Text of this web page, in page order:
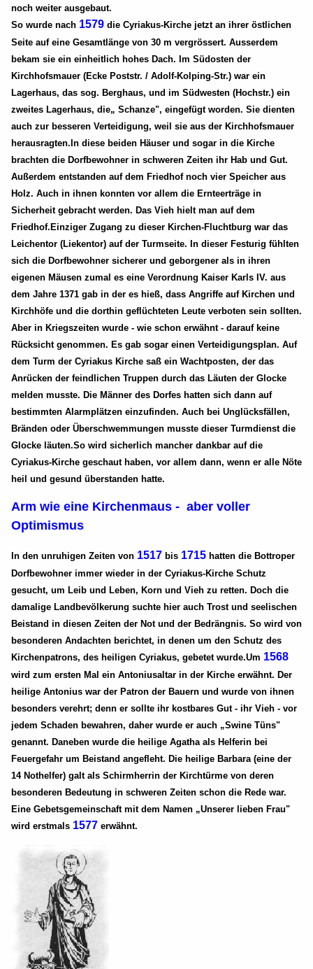
noch weiter ausgebaut.
So wurde nach 1579 die Cyriakus-Kirche jetzt an ihrer östlichen
Seite auf eine Gesamtlänge von 30 m vergrössert. Ausserdem
bekam sie ein einheitlich hohes Dach. Im Südosten der
Kirchhofsmauer (Ecke Poststr. / Adolf-Kolping-Str.) war ein
Lagerhaus, das sog. Berghaus, und im Südwesten (Hochstr.) ein
zweites Lagerhaus, die„ Schanze", eingefügt worden. Sie dienten
auch zur besseren Verteidigung, weil sie aus der Kirchhofsmauer
herausragten.In diese beiden Häuser und sogar in die Kirche
brachten die Dorfbewohner in schweren Zeiten ihr Hab und Gut.
Außerdem entstanden auf dem Friedhof noch vier Speicher aus
Holz. Auch in ihnen konnten vor allem die Ernteerträge in
Sicherheit gebracht werden. Das Vieh hielt man auf dem
Friedhof.Einziger Zugang zu dieser Kirchen-Fluchtburg war das
Leichentor (Liekentor) auf der Turmseite. In dieser Festurig fühlten
sich die Dorfbewohner sicherer und geborgener als in ihren
eigenen Mäusen zumal es eine Verordnung Kaiser Karls IV. aus
dem Jahre 1371 gab in der es hieß, dass Angriffe auf Kirchen und
Kirchhöfe und die dorthin geflüchteten Leute verboten sein sollten.
Aber in Kriegszeiten wurde - wie schon erwähnt - darauf keine
Rücksicht genommen. Es gab sogar einen Verteidigungsplan. Auf
dem Turm der Cyriakus Kirche saß ein Wachtposten, der das
Anrücken der feindlichen Truppen durch das Läuten der Glocke
melden musste. Die Männer des Dorfes hatten sich dann auf
bestimmten Alarmplätzen einzufinden. Auch bei Unglücksfällen,
Bränden oder Überschwemmungen musste dieser Turmdienst die
Glocke läuten.So wird sicherlich mancher dankbar auf die
Cyriakus-Kirche geschaut haben, vor allem dann, wenn er alle Nöte
heil und gesund überstanden hatte.
Arm wie eine Kirchenmaus - aber voller
Optimismus
In den unruhigen Zeiten von 1517 bis 1715 hatten die Bottroper
Dorfbewohner immer wieder in der Cyriakus-Kirche Schutz
gesucht, um Leib und Leben, Korn und Vieh zu retten. Doch die
damalige Landbevölkerung suchte hier auch Trost und seelischen
Beistand in diesen Zeiten der Not und der Bedrängnis. So wird von
besonderen Andachten berichtet, in denen um den Schutz des
Kirchenpatrons, des heiligen Cyriakus, gebetet wurde.Um 1568
wird zum ersten Mal ein Antoniusaltar in der Kirche erwähnt. Der
heilige Antonius war der Patron der Bauern und wurde von ihnen
besonders verehrt; denn er sollte ihr kostbares Gut - ihr Vieh - vor
jedem Schaden bewahren, daher wurde er auch „Swine Tüns"
genannt. Daneben wurde die heilige Agatha als Helferin bei
Feuergefahr um Beistand angefleht. Die heilige Barbara (eine der
14 Nothelfer) galt als Schirmherrin der Kirchtürme von deren
besonderen Bedeutung in schweren Zeiten schon die Rede war.
Eine Gebetsgemeinschaft mit dem Namen „Unserer lieben Frau"
wird erstmals 1577 erwähnt.